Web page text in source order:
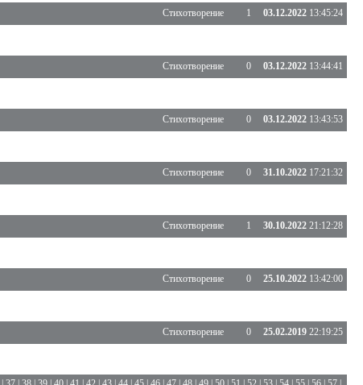
Стихотворение 1 03.12.2022 13:45:24
Стихотворение 0 03.12.2022 13:44:41
Стихотворение 0 03.12.2022 13:43:53
Стихотворение 0 31.10.2022 17:21:32
Стихотворение 1 30.10.2022 21:12:28
Стихотворение 0 25.10.2022 13:42:00
Стихотворение 0 25.02.2019 22:19:25